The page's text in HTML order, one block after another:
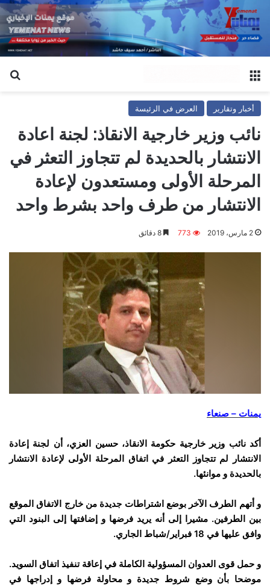
أخبار وتقارير العرض في الرئيسة
نائب وزير خارجية الانقاذ: لجنة اعادة
الانتشار بالحديدة لم تتجاوز التعثر في
المرحلة الأولى ومستعدون لإعادة
الانتشار من طرف واحد بشرط واحد
2 مارس، 2019 773
يمنات – صنعاء
أكد نائب وزير خارجية حكومة الانقاذ، حسين العزي، أن لجنة إعادة
الانتشار لم تتجاوز التعثر في اتفاق المرحلة الأولى لإعادة الانتشار
بالحديدة و موانئها.
و أتهم الطرف الآخر بوضع اشتراطات جديدة من خارج الاتفاق الموقع
بين الطرفين. مشيرا إلى أنه يريد فرضها و إضافتها إلى البنود التي
وافق عليها في 18 فبراير/شباط الجاري.
و حمل قوى العدوان المسؤولية الكاملة في إعاقة تنفيذ اتفاق السويد.
موضحا بأن وضع شروط جديدة و محاولة فرضها و إدراجها في